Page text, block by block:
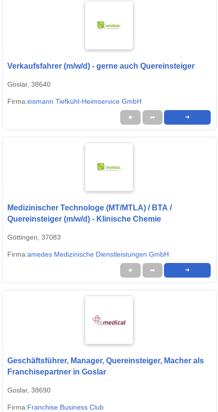
Verkaufsfahrer (m/w/d) - gerne auch Quereinsteiger
Goslar, 38640
Firma:eismann Tiefkühl-Heimservice GmbH
★ ➦ ➜
Medizinischer Technologe (MT/MTLA) / BTA /
Quereinsteiger (m/w/d) - Klinische Chemie
Göttingen, 37083
Firma:amedes Medizinische Dienstleistungen GmbH
★ ➦ ➜
Geschäftsführer, Manager, Quereinsteiger, Macher als
Franchisepartner in Goslar
Goslar, 38690
Firma:Franchise Business Club